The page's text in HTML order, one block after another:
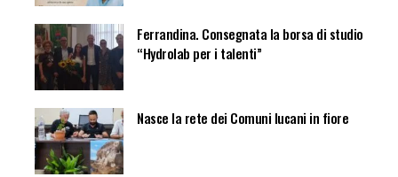
Ferrandina. Consegnata la borsa di studio
“Hydrolab per i talenti”
Nasce la rete dei Comuni lucani in fiore